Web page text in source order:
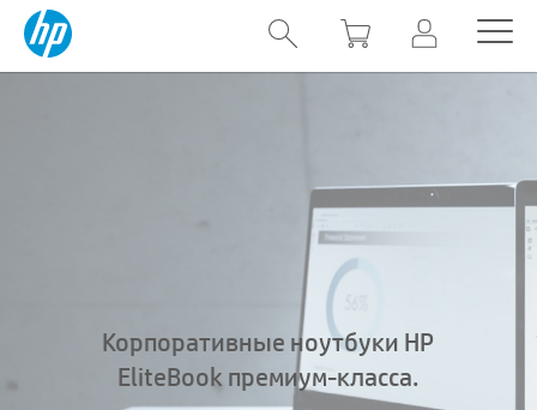
Корпоративные ноутбуки HP
EliteBook премиум-класса.